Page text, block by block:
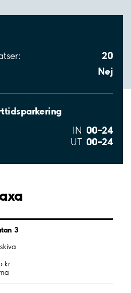
20
Nej
IN 00–24
UT 00–24
3
kr